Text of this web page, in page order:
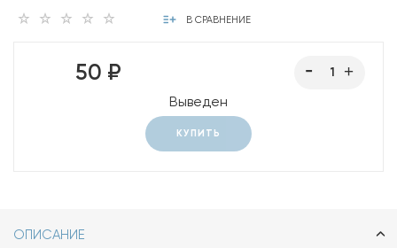
В СРАВНЕНИЕ
50 ₽
Выведен
КУПИТЬ
ОПИСАНИЕ